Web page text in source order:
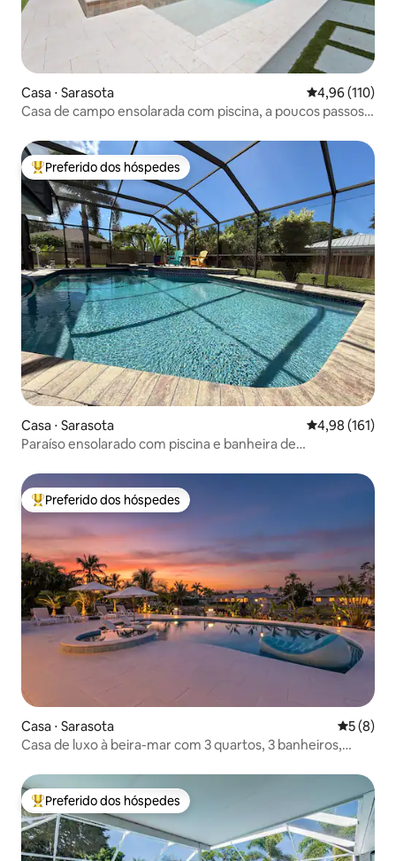
Casa ⋅ Sarasota 4,96 de uma
4,96 (110)
Casa de campo ensolarada com piscina, a poucos passos
Entre os melhores preferidos dos hóspedes
Preferido dos hóspedes
Casa ⋅ Sarasota 4,98 de uma
4,98 (161)
Paraíso ensolarado com piscina e banheira de
Entre os melhores preferidos dos hóspedes
Preferido dos hóspedes
Casa ⋅ Sarasota 5 de
5 (8)
Casa de luxo à beira-mar com 3 quartos, 3 banheiros,
Entre os melhores preferidos dos hóspedes
Preferido dos hóspedes